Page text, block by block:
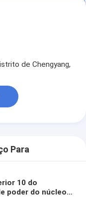
de Chengyang,
Para
10 do
poder do núcleo -